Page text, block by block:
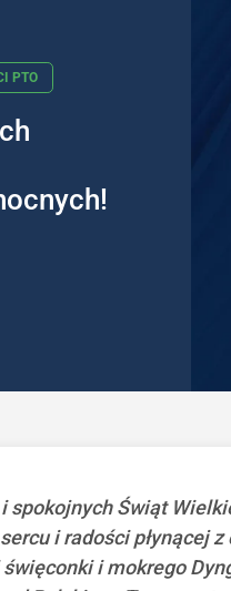
PTO
spokojnych Świąt
i radości płynącej
i mokrego